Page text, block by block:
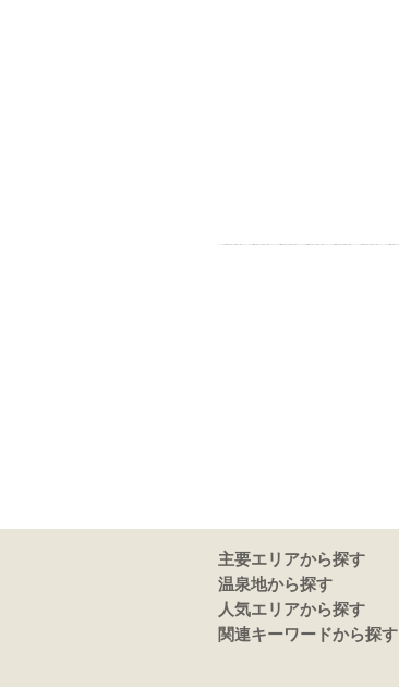
主要エリアから探す
温泉地から探す
人気エリアから探す
関連キーワードから探す